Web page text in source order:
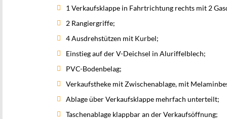
1 Verkaufsklappe in Fahrtrichtung rechts mit 2
2 Rangiergriffe;
4 Ausdrehstützen mit Kurbel;
Einstieg auf der V-Deichsel in Aluriffelblech;
PVC-Bodenbelag;
Verkaufstheke mit Zwischenablage, mit
Ablage über Verkaufsklappe mehrfach unterteilt;
Taschenablage klappbar an der Verkaufsöffnung;